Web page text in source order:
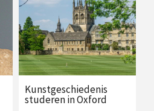
Kunstgeschiedenis
studeren in Oxford